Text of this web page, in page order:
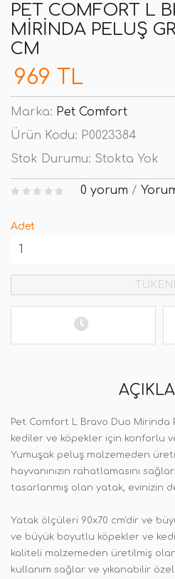
PET COMFORT L
MIRINDA PELUŞ
CM
969 TL
Marka: Pet Comfort
Ürün Kodu: P0023384
Stok Durumu: Stokta Yok
0 yorum /
Adet
Pet Comfort L Bravo Duo Mirinda
kediler ve köpekler için konforlu
Yumuşak peluş malzemeden
hayvanınızın rahatlamasını
tasarlanmış olan yatak, evinizin
Yatak ölçüleri 90x70 cm'dir ve
ve büyük boyutlu köpekler ve
kaliteli malzemeden üretilmiş
kullanım sağlar ve yıkanabilir